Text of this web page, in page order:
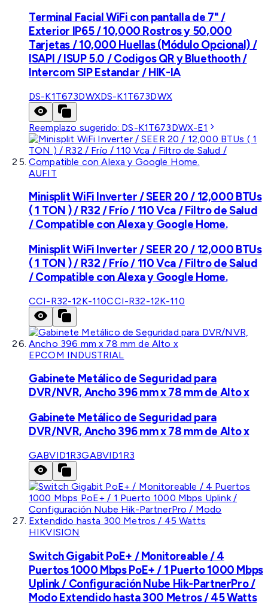
Terminal Facial WiFi con pantalla de 7" /
Exterior IP65 / 10,000 Rostros y 50,000
Tarjetas / 10,000 Huellas (Módulo Opcional) /
ISAPI / ISUP 5.0 / Codigos QR y Bluethooth /
Intercom SIP Estandar / HIK-IA
DS-K1T673DWXDS-K1T673DWX
Reemplazo sugerido: DS-K1T673DWX-E1
AUFIT
Minisplit WiFi Inverter / SEER 20 / 12,000 BTUs
( 1 TON ) / R32 / Frío / 110 Vca / Filtro de Salud
/ Compatible con Alexa y Google Home.
Minisplit WiFi Inverter / SEER 20 / 12,000 BTUs
( 1 TON ) / R32 / Frío / 110 Vca / Filtro de Salud
/ Compatible con Alexa y Google Home.
CCI-R32-12K-110CCI-R32-12K-110
EPCOM INDUSTRIAL
Gabinete Metálico de Seguridad para
DVR/NVR, Ancho 396 mm x 78 mm de Alto x
Gabinete Metálico de Seguridad para
DVR/NVR, Ancho 396 mm x 78 mm de Alto x
GABVID1R3GABVID1R3
HIKVISION
Switch Gigabit PoE+ / Monitoreable / 4
Puertos 1000 Mbps PoE+ / 1 Puerto 1000 Mbps
Uplink / Configuración Nube Hik-PartnerPro /
Modo Extendido hasta 300 Metros / 45 Watts